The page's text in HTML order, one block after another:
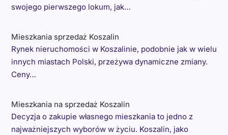
swojego pierwszego lokum, jak…
Mieszkania sprzedaż Koszalin
Rynek nieruchomości w Koszalinie, podobnie jak w wielu
innych miastach Polski, przeżywa dynamiczne zmiany.
Ceny…
Mieszkania na sprzedaż Koszalin
Decyzja o zakupie własnego mieszkania to jedno z
najważniejszych wyborów w życiu. Koszalin, jako